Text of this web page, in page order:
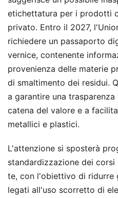
etichettatura per i prodotti
privato. Entro il 2027,
richiedere un passaporto
vernice, contenente
provenienza delle materie
di smaltimento dei residui.
a garantire una
catena del valore e a
metallici e plastici.
L'attenzione si sposterà
standardizzazione dei
te, con l'obiettivo di ridurre
legati all'uso scorretto di